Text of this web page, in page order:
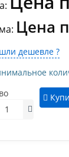
Цена
дешевле ?